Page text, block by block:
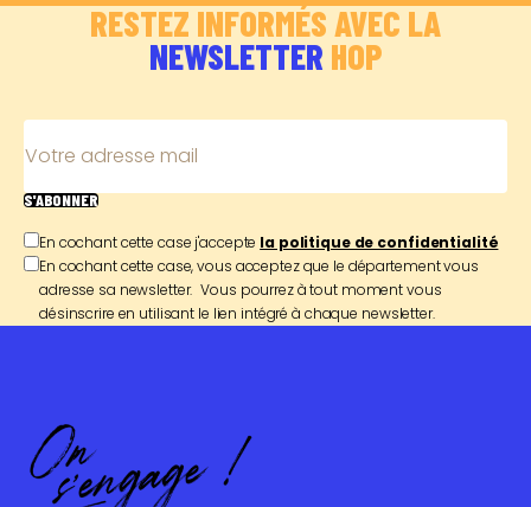
RESTEZ INFORMÉS AVEC LA
NEWSLETTER HOP
Votre adresse mail
S'ABONNER
En cochant cette case j'accepte la politique de confidentialité
En cochant cette case, vous acceptez que le département vous
adresse sa newsletter. Vous pourrez à tout moment vous
désinscrire en utilisant le lien intégré à chaque newsletter.